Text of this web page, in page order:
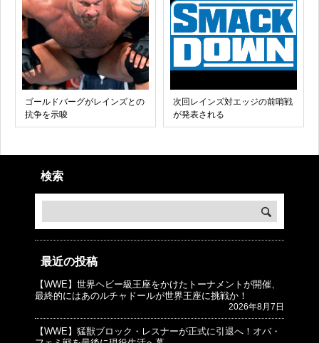
ゴールドバーグがレインズとの
抗争を示唆
次回レインズ対エッジの前哨戦
が発表される
検索
最近の投稿
【WWE】世界ヘビー級王座をかけたトーナメントが開催、
最終的にはあのルチャドールが世界王座に挑戦か！
2026年8月7日
【WWE】猛獣ブロック・レスナーが正式に引退へ！オバ・
© プロレスJunkie ～WWEの最新情報 USA～